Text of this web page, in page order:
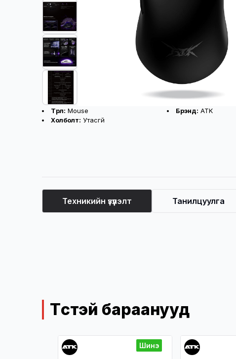
Бүтээгдэхүүний үндсэн үзүүлэлт
Төрөл: Mouse
Холболт: Утасгүй
Брэнд: ATK
Техникийн үзүүлэлт Танилцуулга
Төстэй бараанууд
Шинэ